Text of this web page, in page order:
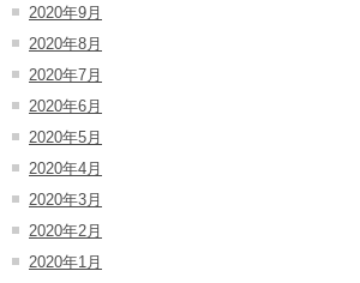
2020年9月
2020年8月
2020年7月
2020年6月
2020年5月
2020年4月
2020年3月
2020年2月
2020年1月